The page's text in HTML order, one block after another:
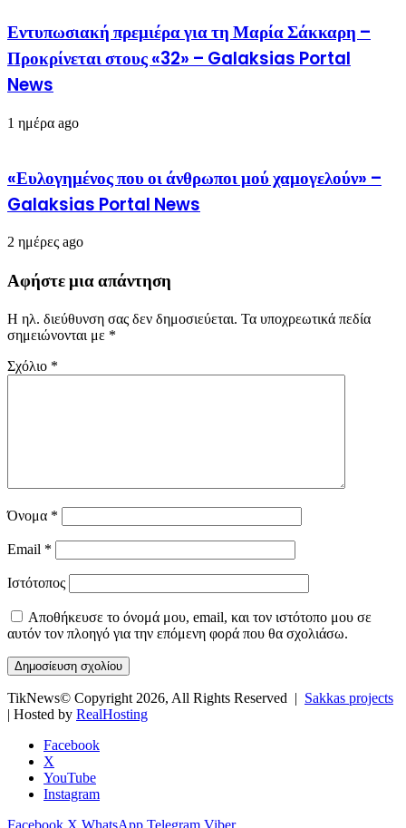
Εντυπωσιακή πρεμιέρα για τη Μαρία Σάκκαρη –
Προκρίνεται στους «32» – Galaksias Portal
News
1 ημέρα ago
«Ευλογημένος που οι άνθρωποι μού χαμογελούν» –
Galaksias Portal News
2 ημέρες ago
Αφήστε μια απάντηση
Η ηλ. διεύθυνση σας δεν δημοσιεύεται. Τα υποχρεωτικά πεδία
σημειώνονται με *
Σχόλιο *
Όνομα *
Email *
Ιστότοπος
Αποθήκευσε το όνομά μου, email, και τον ιστότοπο μου σε
αυτόν τον πλοηγό για την επόμενη φορά που θα σχολιάσω.
TikNews© Copyright 2026, All Rights Reserved | Sakkas projects
| Hosted by RealHosting
Facebook
X
YouTube
Instagram
Facebook X WhatsApp Telegram Viber